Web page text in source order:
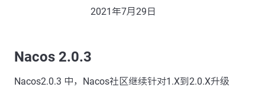
2021年7月29日
Nacos 2.0.3
Nacos2.0.3 中，Nacos社区继续针对1.X到2.0.X升级